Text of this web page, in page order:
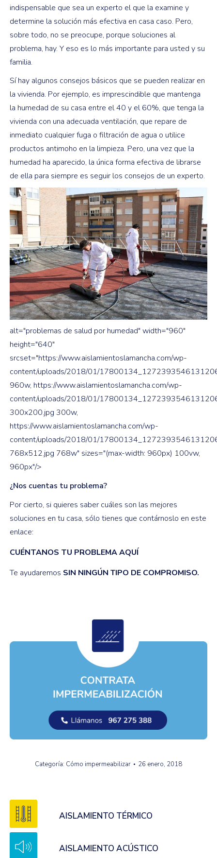
indispensable que sea un experto el que la examine y
determine la solución más efectiva en casa caso. Pero,
sobre todo, no se preocupe, porque soluciones al
problema, hay. Y eso es lo más importante para usted y su
familia.
Sí hay algunos consejos básicos que se pueden realizar en
la vivienda. Por ejemplo, es imprescindible que mantenga
la humedad de su casa entre el 40 y el 60%, que tenga la
vivienda con una adecuada ventilación, que repare de
inmediato cualquier fuga o filtración de agua o utilice
productos antimoho en la limpieza. Pero, una vez que la
humedad ha aparecido, la única forma efectiva de librarse
de ella para siempre es seguir los consejos de un experto.
alt="problemas de salud por humedad" width="960"
height="640"
srcset="https://www.aislamientoslamancha.com/wp-
content/uploads/2018/01/
960w, https://www.aislamientoslamancha.com/wp-
content/uploads/2018/01/
300x200.jpg 300w,
https://www.aislamientoslamancha.com/wp-
content/uploads/2018/01/
768x512.jpg 768w" sizes="(max-width: 960px) 100vw,
960px"/>
¿Nos cuentas tu problema?
Por cierto, si quieres saber cuáles son las mejores
soluciones en tu casa, sólo tienes que contárnoslo en este
enlace:
CUÉNTANOS TU PROBLEMA AQUÍ
Te ayudaremos SIN NINGÚN TIPO DE COMPROMISO.
Categoría: Cómo impermeabilizar 26 enero, 2018
AISLAMIENTO TÉRMICO
AISLAMIENTO ACÚSTICO